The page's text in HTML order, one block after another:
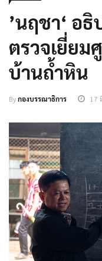
’นฤชา‘ อ
ตรวจเยี่ย
บ้านถ้ำหิน
Byกองบรรณาธิการ 17